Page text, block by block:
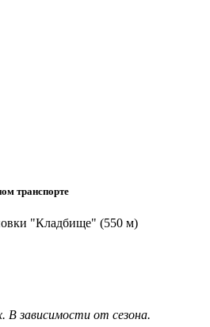
транспорте
"Кладбище" (550 м)
В зависимости от сезона.